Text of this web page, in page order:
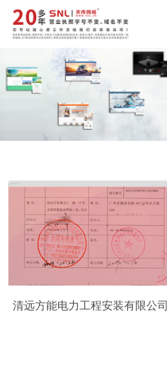
清远方能电力工程安装有限公司